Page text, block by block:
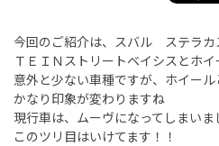
今回のご紹介は、スバル ステラカ
ＴＥＩＮストリートベイシスとホイ
意外と少ない車種ですが、ホイー
かなり印象が変わりますね
現行車は、ムーヴになってしまいま
このツリ目はいけてます！！